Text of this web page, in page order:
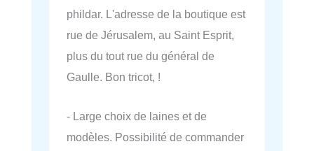
phildar. L'adresse de la boutique est
rue de Jérusalem, au Saint Esprit,
plus du tout rue du général de
Gaulle. Bon tricot, !
- Large choix de laines et de
modèles. Possibilité de commander